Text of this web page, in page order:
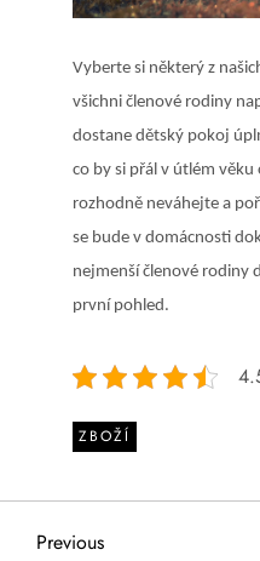
Vyberte si některý z
všichni členové rodiny
dostane dětský pokoj
co by si přál v útlém
rozhodně neváhejte a
se bude v domácnosti
nejmenší členové rodiny
první pohled.
ZBOŽÍ
Previous
Previous